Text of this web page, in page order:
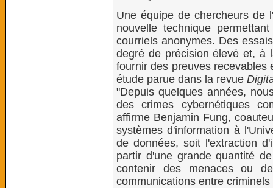
Une équipe de chercheurs de
nouvelle technique
courriels anonymes. Des
degré de précision élevé et, à
fournir des preuves recevables
étude parue dans la revue
"Depuis quelques années,
des crimes cybernétiques
affirme Benjamin Fung,
systèmes d'information à
de données, soit l'extraction
partir d'une grande quantité
contenir des menaces ou
communications entre